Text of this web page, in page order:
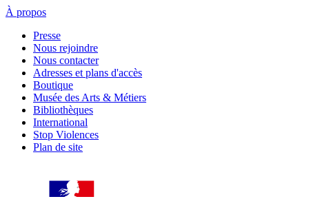
À propos
Presse
Nous rejoindre
Nous contacter
Adresses et plans d'accès
Boutique
Musée des Arts & Métiers
Bibliothèques
International
Stop Violences
Plan de site